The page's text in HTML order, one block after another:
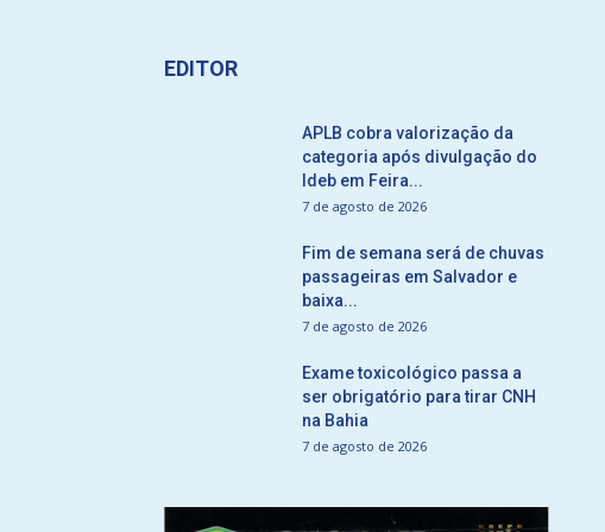
EDITOR
APLB cobra valorização da
categoria após divulgação do
Ideb em Feira...
7 de agosto de 2026
Fim de semana será de chuvas
passageiras em Salvador e
baixa...
7 de agosto de 2026
Exame toxicológico passa a
ser obrigatório para tirar CNH
na Bahia
7 de agosto de 2026